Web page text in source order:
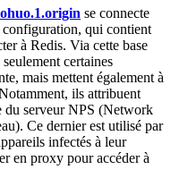
se connecte
qui contient
à Redis. Via cette base
certaines
mais mettent également à
ils attribuent
du serveur NPS (Network
Ce dernier est utilisé par
infectés à leur
en proxy pour accéder à